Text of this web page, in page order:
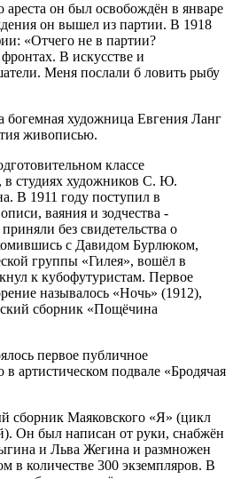
ареста он был освобождён в январе
он вышел из партии. В 1918
«Отчего не в партии?
В искусстве и
Меня послали б ловить рыбу
богемная художница Евгения Ланг
живописью.
классе
в студиях художников С. Ю.
В 1911 году поступил в
ваяния и зодчества -
без свидетельства о
с Давидом Бурлюком,
группы «Гилея», вошёл в
к кубофутуристам. Первое
называлось «Ночь» (1912),
сборник «Пощёчина
первое публичное
артистическом подвале «Бродячая
сборник Маяковского «Я» (цикл
Он был написан от руки, снабжён
и Льва Жегина и размножен
в количестве 300 экземпляров. В